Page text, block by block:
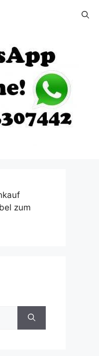
zum